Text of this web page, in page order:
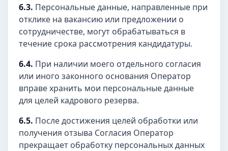
6.3. Персональные данные, направленные при
отклике на вакансию или предложении о
сотрудничестве, могут обрабатываться в
течение срока рассмотрения кандидатуры.
6.4. При наличии моего отдельного согласия
или иного законного основания Оператор
вправе хранить мои персональные данные
для целей кадрового резерва.
6.5. После достижения целей обработки или
получения отзыва Согласия Оператор
прекращает обработку персональных данных